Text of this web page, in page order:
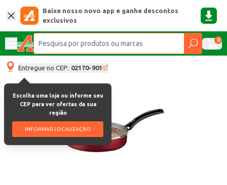
Baixe nosso novo app e ganhe descontos
exclusivos
0
Entregue no CEP: 02170-901
Escolha uma loja ou informe seu
CEP para ver ofertas da sua
região
INFORMAR LOCALIZAÇÃO